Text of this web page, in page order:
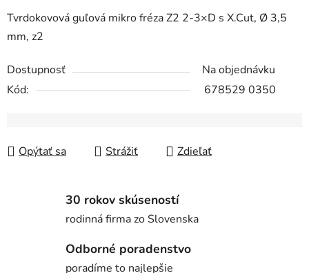
Tvrdokovová guľová mikro fréza Z2 2-3×D s X.Cut, Ø 3,5
mm, z2
Dostupnosť
Na objednávku
Kód:
678529 0350
Opýtať sa Strážiť Zdieľať
30 rokov skúseností
rodinná firma zo Slovenska
Odborné poradenstvo
poradíme to najlepšie